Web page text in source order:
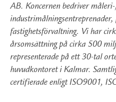
AB. Koncernen bedriver
fastighetsförvaltning. Vi har
årsomsättning på cirka 500
representerade på ett 30-tal
huvudkontoret i Kalmar.
certifierade enligt ISO9001,